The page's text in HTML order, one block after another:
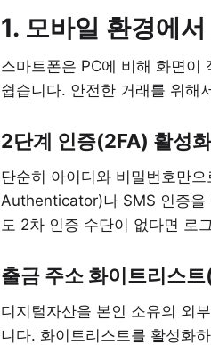
1. 모바일 환경에
스마트폰은 PC에 비해 화면이
쉽습니다. 안전한 거래를 위해
2단계 인증(2FA) 활성화
단순히 아이디와 비밀번호만
Authenticator)나 SMS 인증을
도 2차 인증 수단이 없다면 로
출금 주소 화이트리스
디지털자산을 본인 소유의 외
니다. 화이트리스트를 활성화